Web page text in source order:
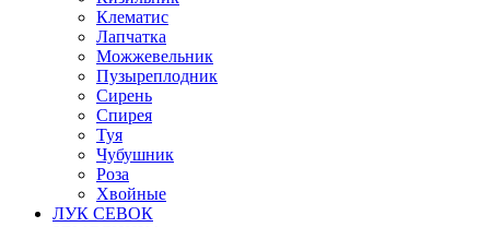
Клематис
Лапчатка
Можжевельник
Пузыреплодник
Сирень
Спирея
Туя
Чубушник
Роза
Хвойные
ЛУК СЕВОК